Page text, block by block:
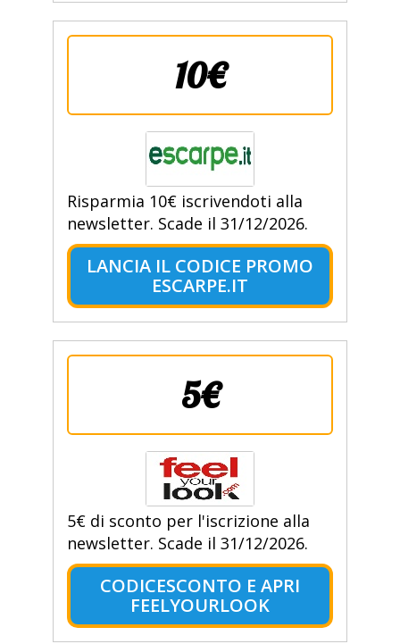
10€
Risparmia 10€ iscrivendoti alla
newsletter. Scade il 31/12/2026.
LANCIA IL CODICE PROMO
ESCARPE.IT
5€
5€ di sconto per l'iscrizione alla
newsletter. Scade il 31/12/2026.
CODICESCONTO E APRI
FEELYOURLOOK